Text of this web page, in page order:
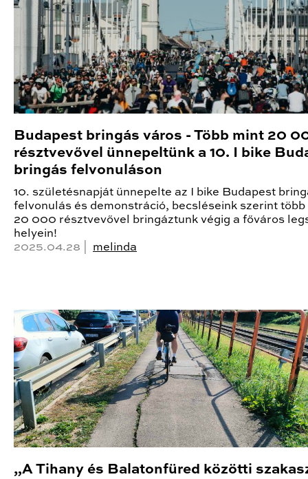
Budapest bringás város - Több mint 20
résztvevővel ünnepeltünk a 10. I bike
bringás felvonuláson
10. születésnapját ünnepelte az I bike Budapest
felvonulás és demonstráció, becsléseink szerint több
20 000 résztvevővel bringáztunk végig a főváros
helyein!
2025.04.28 | melinda
„A Tihany és Balatonfüred közötti